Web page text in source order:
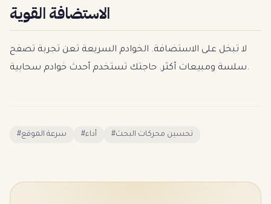
الاستضافة القوية
لا تبخل على الاستضافة. الخوادم السريعة تعن تجربة تصفح
سلسة ومبيعات أكثر. حاجتك تستخدم أحدث خوادم سحابية.
#سرعة الموقع #أداء #تحسين محركات البحث